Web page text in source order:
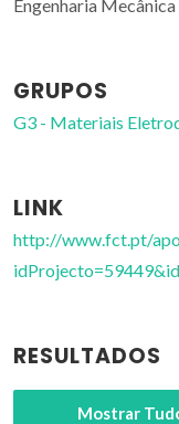
Engenharia
GRUPOS
G3 - Materiais
LINK
http://www.fct.pt/
RESULTADOS
Mostrar